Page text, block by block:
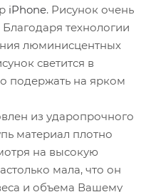
iPhone. Рисунок очень
Благодаря технологии
люминисцентных
светится в
подержать на ярком
из ударопрочного
материал плотно
на высокую
мала, что он
и объема Вашему